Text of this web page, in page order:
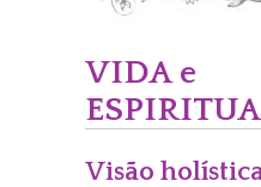
VIDA e
Visão